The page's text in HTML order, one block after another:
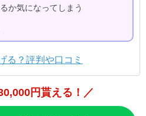
か気になってしまう
る？評判や口コミ
円貰える！／